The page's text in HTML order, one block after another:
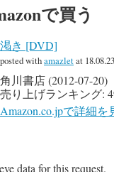
で買う
渇き [DVD]
posted withamazletat 18.08.23
角川書店 (2012-07-20)
売り上げランキング:
Amazon.co.jpで詳細を
data for this request.